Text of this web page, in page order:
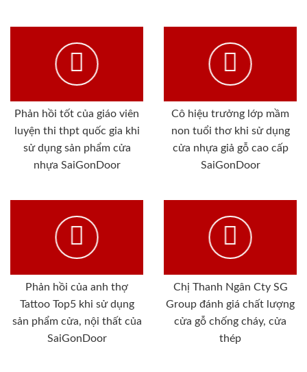
Phản hồi tốt của giáo viên
luyện thi thpt quốc gia khi
sử dụng sản phẩm cửa
nhựa SaiGonDoor
Cô hiệu trưởng lớp mầm
non tuổi thơ khi sử dụng
cửa nhựa giả gỗ cao cấp
SaiGonDoor
Phản hồi của anh thợ
Tattoo Top5 khi sử dụng
sản phẩm cửa, nội thất của
SaiGonDoor
Chị Thanh Ngân Cty SG
Group đánh giá chất lượng
cửa gỗ chống cháy, cửa
thép